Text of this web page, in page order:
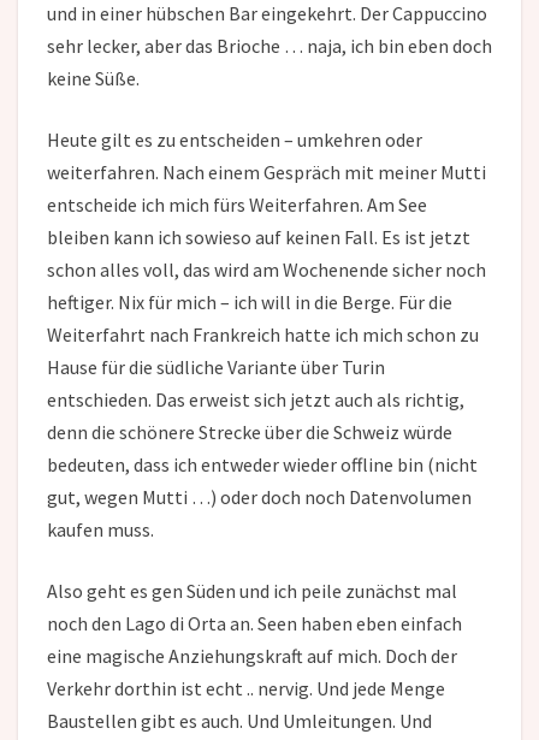
und in einer hübschen Bar eingekehrt. Der Cappuccino
sehr lecker, aber das Brioche … naja, ich bin eben doch
keine Süße.
Heute gilt es zu entscheiden – umkehren oder
weiterfahren. Nach einem Gespräch mit meiner Mutti
entscheide ich mich fürs Weiterfahren. Am See
bleiben kann ich sowieso auf keinen Fall. Es ist jetzt
schon alles voll, das wird am Wochenende sicher noch
heftiger. Nix für mich – ich will in die Berge. Für die
Weiterfahrt nach Frankreich hatte ich mich schon zu
Hause für die südliche Variante über Turin
entschieden. Das erweist sich jetzt auch als richtig,
denn die schönere Strecke über die Schweiz würde
bedeuten, dass ich entweder wieder offline bin (nicht
gut, wegen Mutti …) oder doch noch Datenvolumen
kaufen muss.
Also geht es gen Süden und ich peile zunächst mal
noch den Lago di Orta an. Seen haben eben einfach
eine magische Anziehungskraft auf mich. Doch der
Verkehr dorthin ist echt .. nervig. Und jede Menge
Baustellen gibt es auch. Und Umleitungen. Und